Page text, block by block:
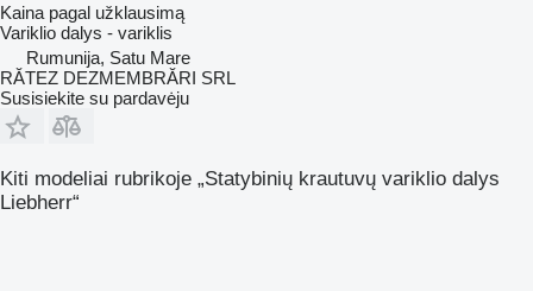
Kaina pagal užklausimą
Variklio dalys - variklis
Rumunija, Satu Mare
RĂTEZ DEZMEMBRĂRI SRL
Susisiekite su pardavėju
Kiti modeliai rubrikoje „Statybinių krautuvų variklio dalys
Liebherr“